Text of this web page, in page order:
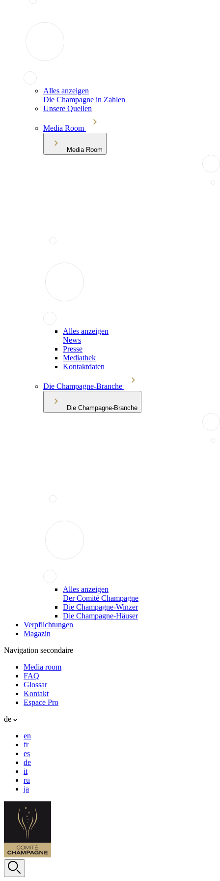
Alles anzeigen
Die Champagne in Zahlen
Unsere Quellen
Media Room
Media Room
Alles anzeigen
News
Presse
Mediathek
Kontaktdaten
Die Champagne-Branche
Die Champagne-Branche
Alles anzeigen
Der Comité Champagne
Die Champagne-Winzer
Die Champagne-Häuser
Verpflichtungen
Magazin
Navigation secondaire
Media room
FAQ
Glossar
Kontakt
Espace Pro
de
en
fr
es
de
it
ru
ja